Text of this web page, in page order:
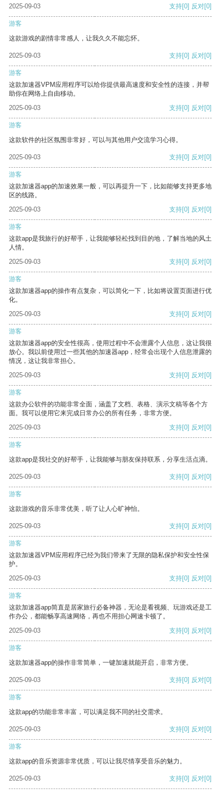
2025-09-03
支持[0] 反对[0]
游客
这款游戏的剧情非常感人，让我久久不能忘怀。
2025-09-03 支持[0] 反对[0]
游客
这款加速器VPM应用程序可以给你提供最高速度和安全性的连接，并帮
助你在网络上自由移动。
2025-09-03
支持[0] 反对[0]
游客
这款软件的社区氛围非常好，可以与其他用户交流学习心得。
2025-09-03 支持[0] 反对[0]
游客
这款加速器app的加速效果一般，可以再提升一下，比如能够支持更多地
区的线路。
2025-09-03
支持[0] 反对[0]
游客
这款app是我旅行的好帮手，让我能够轻松找到目的地，了解当地的风土
人情。
2025-09-03
支持[0] 反对[0]
游客
这款加速器app的操作有点复杂，可以简化一下，比如将设置页面进行优
化。
2025-09-03
支持[0] 反对[0]
游客
这款加速器app的安全性很高，使用过程中不会泄露个人信息，这让我很
放心。我以前使用过一些其他的加速器app，经常会出现个人信息泄露的
情况，这让我非常担心。
2025-09-03
支持[0] 反对[0]
游客
这款办公软件的功能非常全面，涵盖了文档、表格、演示文稿等各个方
面。我可以使用它来完成日常办公的所有任务，非常方便。
2025-09-03
支持[0] 反对[0]
游客
这款app是我社交的好帮手，让我能够与朋友保持联系，分享生活点滴。
2025-09-03 支持[0] 反对[0]
游客
这款游戏的音乐非常优美，听了让人心旷神怡。
2025-09-03 支持[0] 反对[0]
游客
这款加速器VPM应用程序已经为我们带来了无限的隐私保护和安全性保
护。
2025-09-03
支持[0] 反对[0]
游客
这款加速器app简直是居家旅行必备神器，无论是看视频、玩游戏还是工
作办公，都能畅享高速网络，再也不用担心网速卡顿了。
2025-09-03
支持[0] 反对[0]
游客
这款加速器app的操作非常简单，一键加速就能开启，非常方便。
2025-09-03 支持[0] 反对[0]
游客
这款app的功能非常丰富，可以满足我不同的社交需求。
2025-09-03 支持[0] 反对[0]
游客
这款app的音乐资源非常优质，可以让我尽情享受音乐的魅力。
2025-09-03 支持[0] 反对[0]